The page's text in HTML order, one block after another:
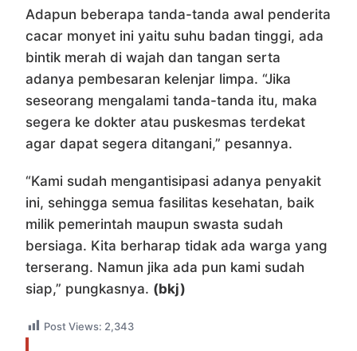
Adapun beberapa tanda-tanda awal penderita
cacar monyet ini yaitu suhu badan tinggi, ada
bintik merah di wajah dan tangan serta
adanya pembesaran kelenjar limpa. “Jika
seseorang mengalami tanda-tanda itu, maka
segera ke dokter atau puskesmas terdekat
agar dapat segera ditangani,” pesannya.
“Kami sudah mengantisipasi adanya penyakit
ini, sehingga semua fasilitas kesehatan, baik
milik pemerintah maupun swasta sudah
bersiaga. Kita berharap tidak ada warga yang
terserang. Namun jika ada pun kami sudah
siap,” pungkasnya. (bkj)
Post Views: 2,343